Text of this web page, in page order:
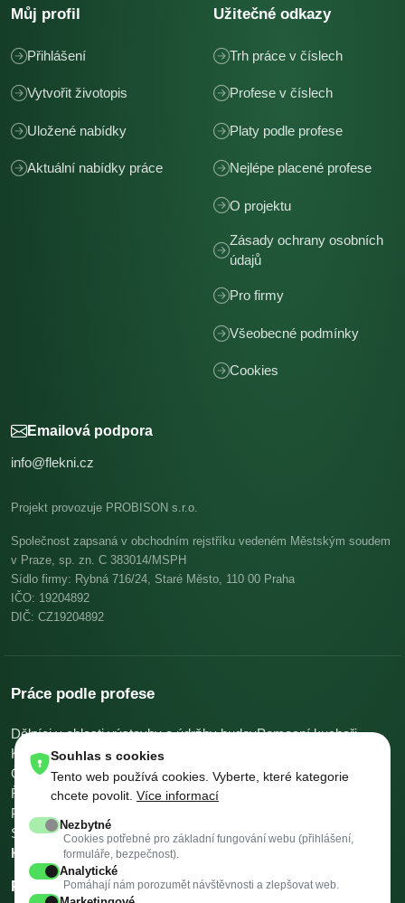
Můj profil
Přihlášení
Vytvořit životopis
Uložené nabídky
Aktuální nabídky práce
Užitečné odkazy
Trh práce v číslech
Profese v číslech
Platy podle profese
Nejlépe placené profese
O projektu
Zásady ochrany osobních
údajů
Pro firmy
Všeobecné podmínky
Cookies
Emailová podpora
info@flekni.cz
Projekt provozuje PROBISON s.r.o.
Společnost zapsaná v obchodním rejstříku vedeném Městským soudem
v Praze, sp. zn. C 383014/MSPH
Sídlo firmy: Rybná 716/24, Staré Město, 110 00 Praha
IČO: 19204892
DIČ: CZ19204892
Práce podle profese
Dělníci v oblasti výstavby a údržby budovPomocní kuchaři
KuchařiSkladníci, obsluha manipulačních vozíků
Číšníci a servírkyOstatní uklízeči a pomocníci
Řidiči nákladních automobilů, tahačů a speciálních vozidel
Pomocníci v kuchyni
SvářečiVšechny profese →Platy podle profese →
Kalkulačky →
Práce podle města
Souhlas s cookies
Tento web používá cookies. Vyberte, které kategorie
chcete povolit. Více informací
Nezbytné
Cookies potřebné pro základní fungování webu (přihlášení,
formuláře, bezpečnost).
Analytické
Pomáhají nám porozumět návštěvnosti a zlepšovat web.